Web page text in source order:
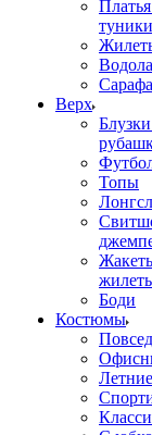
туники
Верх
Топы
Боди
Костюмы
Летние